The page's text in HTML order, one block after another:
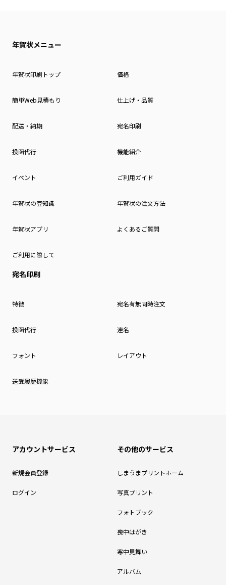
年賀状メニュー
年賀状印刷トップ 価格
簡単Web見積もり 仕上げ・品質
配送・納期 宛名印刷
投函代行 機能紹介
イベント ご利用ガイド
年賀状の豆知識 年賀状の注文方法
年賀状アプリ よくあるご質問
ご利用に際して
宛名印刷
特徴 宛名有無同時注文
投函代行 連名
フォント レイアウト
送受履歴機能
アカウントサービス
新規会員登録
ログイン
その他のサービス
しまうまプリントホーム
写真プリント
フォトブック
喪中はがき
寒中見舞い
アルバム